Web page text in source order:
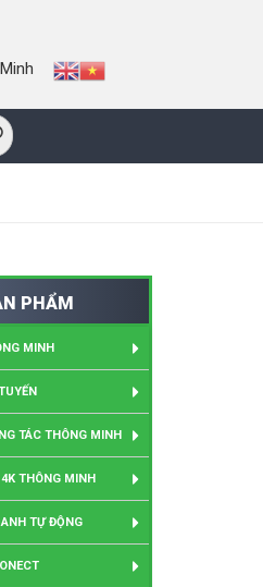
PHẨM
MINH
TÁC THÔNG MINH
THÔNG MINH
TỰ ĐỘNG